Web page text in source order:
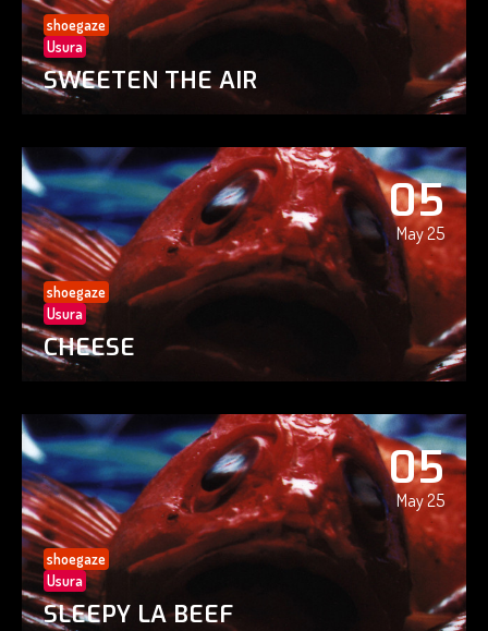
shoegaze
Usura
SWEETEN THE AIR
05
May 25
shoegaze
Usura
CHEESE
05
May 25
shoegaze
Usura
SLEEPY LA BEEF